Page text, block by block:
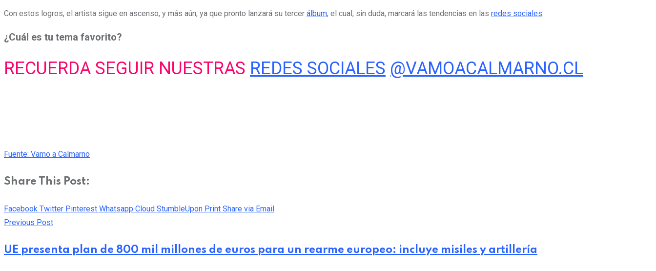
Con estos logros, el artista sigue en ascenso, y más aún, ya que pronto lanzará su tercer álbum, el cual, sin duda, marcará las tendencias en las redes sociales
¿Cuál es tu tema favorito?
RECUERDA SEGUIR NUESTRAS REDES SOCIALES @VAMOACALMARNO.CL
Fuente: Vamo a Calmarno
Share This Post:
Facebook Twitter Pinterest Whatsapp Cloud StumbleUpon Print Share via Email
Previous Post
UE presenta plan de 800 mil millones de euros para un rearme europeo: incluye misiles y artillería